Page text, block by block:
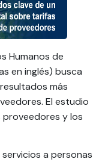
Humanos de
en inglés) busca
más
El estudio
y los
a personas